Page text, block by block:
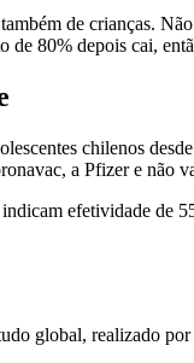
também de crianças.
80% depois cai,
chilenos
a Pfizer e não
efetividade de
global, realizado